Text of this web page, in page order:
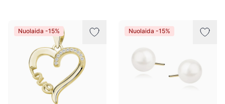
Nuolaida -15% Nuolaida -15%